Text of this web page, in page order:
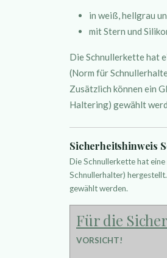
in weiß, hellgrau
mit Stern und
Die Schnullerkette hat
(Norm für
Zusätzlich können ein
Haltering) gewählt
Sicherheitshinweis
Die Schnullerkette hat
Schnullerhalter)
gewählt werden.
Für die
VORSICHT!